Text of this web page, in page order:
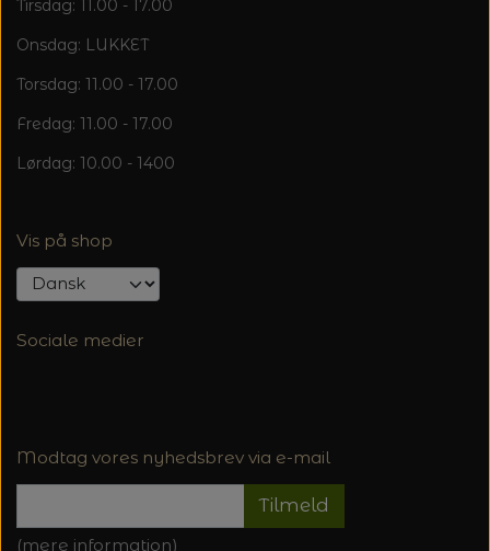
Tirsdag: 11.00 - 17.00
Onsdag: LUKKET
Torsdag: 11.00 - 17.00
Fredag: 11.00 - 17.00
Lørdag: 10.00 - 1400
Vis på shop
Sociale medier
Modtag vores nyhedsbrev via e-mail
Tilmeld
(mere information)